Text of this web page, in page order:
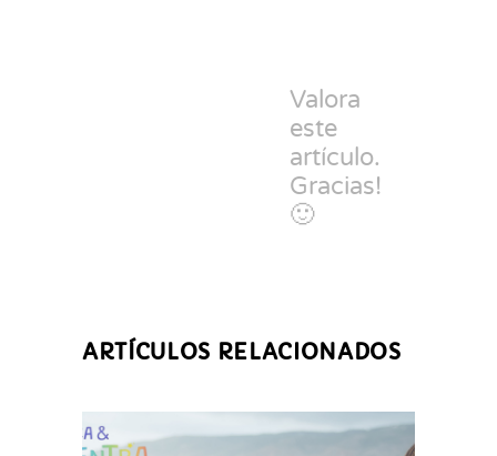
Valora
este
artículo.
Gracias!
🙂
ARTÍCULOS RELACIONADOS